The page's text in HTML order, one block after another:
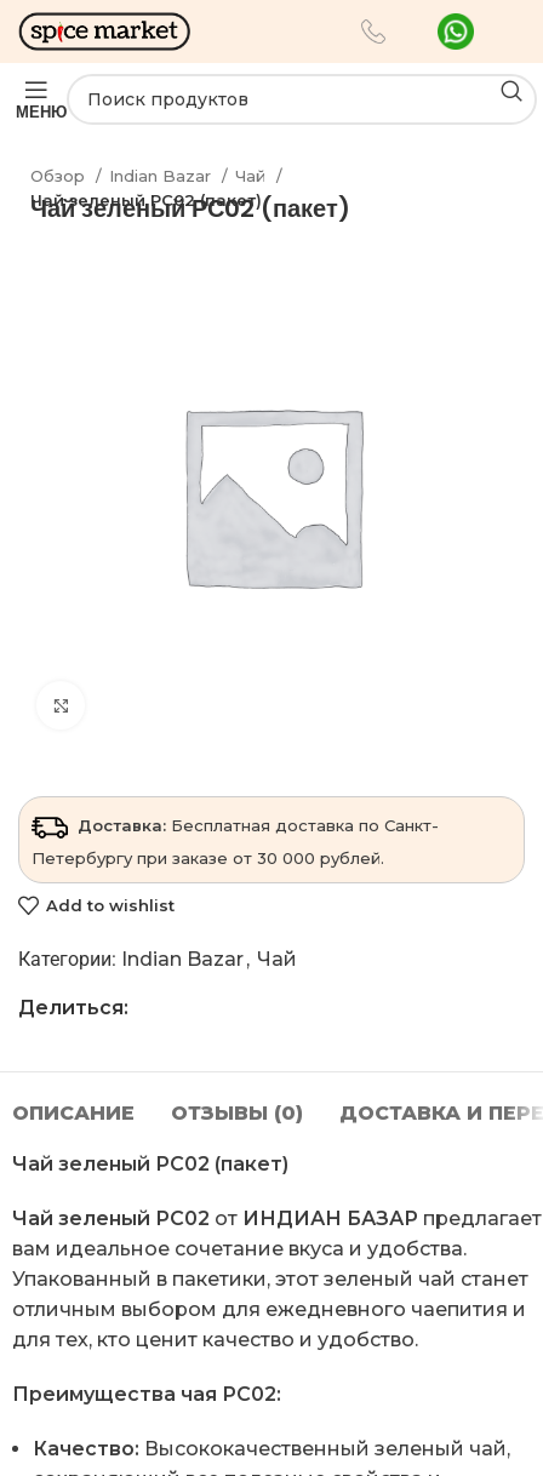
МЕНЮ
Обзор Indian Bazar
Чай
Чай зеленый РС02 (пакет)
Чай зеленый РС02 (пакет)
Доставка: Бесплатная доставка по Санкт-
Петербургу при заказе от 30 000 рублей.
Add to wishlist
Категории: Indian Bazar, Чай
Делиться:
ОПИСАНИЕ ОТЗЫВЫ (0) ДОСТАВКА И
Чай зеленый РС02 (пакет)
Чай зеленый РС02 от ИНДИАН БАЗАР предлагает
вам идеальное сочетание вкуса и удобства.
Упакованный в пакетики, этот зеленый чай станет
отличным выбором для ежедневного чаепития и
для тех, кто ценит качество и удобство.
Преимущества чая РС02:
Качество: Высококачественный зеленый чай,